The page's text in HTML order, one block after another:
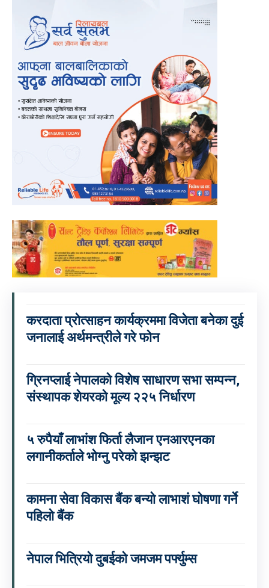
करदाता प्रोत्साहन कार्यक्रममा विजेता बनेका दुई
जनालाई अर्थमन्त्रीले गरे फोन
ग्रिनप्लाई नेपालको विशेष साधारण सभा सम्पन्न,
संस्थापक शेयरको मूल्य २२५ निर्धारण
५ रुपैयाँ लाभांश फिर्ता लैजान एनआरएनका
लगानीकर्ताले भोग्नु परेको झन्झट
कामना सेवा विकास बैंक बन्यो लाभाशं घोषणा गर्ने
पहिलो बैंक
नेपाल भित्रियो दुबईको जमजम पर्फ्युम्स